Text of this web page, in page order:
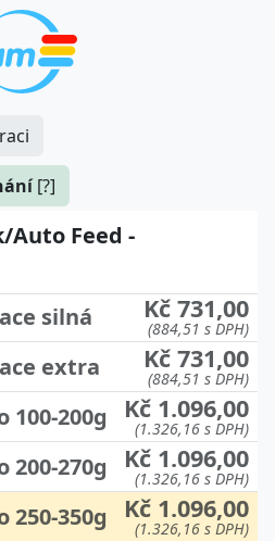
[?]
Auto Feed -
slabá
střední
silná Kč 731,00
(884,51 s DPH)
extra Kč 731,00
(884,51 s DPH)
100-200g Kč 1.096,00
(1.326,16 s DPH)
200-270g Kč 1.096,00
(1.326,16 s DPH)
250-350g Kč 1.096,00
(1.326,16 s DPH)